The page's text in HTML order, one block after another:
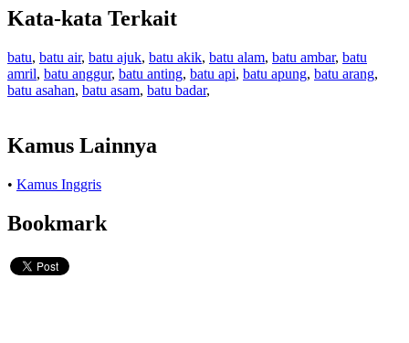
Kata-kata Terkait
batu, batu air, batu ajuk, batu akik, batu alam, batu ambar, batu
amril, batu anggur, batu anting, batu api, batu apung, batu arang,
batu asahan, batu asam, batu badar,
Kamus Lainnya
• Kamus Inggris
Bookmark